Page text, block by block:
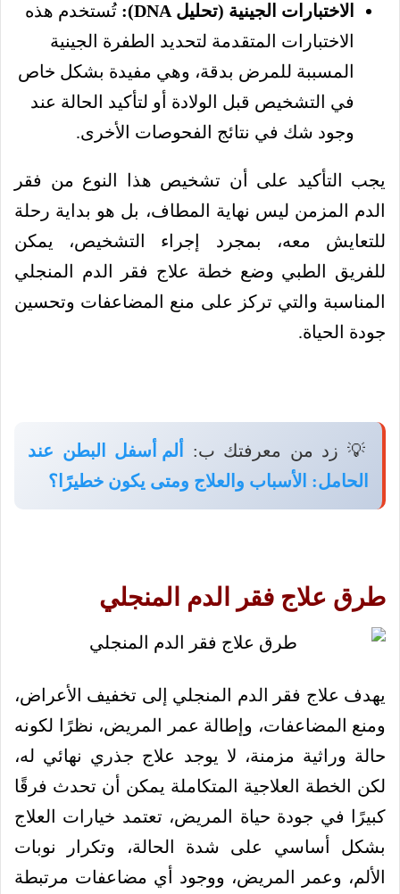
الاختبارات الجينية (تحليل DNA):
تُستخدم هذه
الاختبارات المتقدمة لتحديد الطفرة الجينية
المسببة للمرض بدقة، وهي مفيدة بشكل خاص
في التشخيص قبل الولادة أو لتأكيد الحالة عند
وجود شك في نتائج الفحوصات الأخرى.
يجب التأكيد على أن تشخيص هذا النوع من فقر
الدم المزمن ليس نهاية المطاف، بل هو بداية رحلة
للتعايش معه، بمجرد إجراء التشخيص، يمكن
للفريق الطبي وضع خطة علاج فقر الدم المنجلي
المناسبة والتي تركز على منع المضاعفات وتحسين
جودة الحياة.
💡 زد من معرفتك ب:
ألم أسفل البطن عند
الحامل: الأسباب والعلاج ومتى يكون خطيرًا؟
طرق علاج فقر الدم المنجلي
يهدف علاج فقر الدم المنجلي إلى تخفيف الأعراض،
ومنع المضاعفات، وإطالة عمر المريض، نظرًا لكونه
حالة وراثية مزمنة، لا يوجد علاج جذري نهائي له،
لكن الخطة العلاجية المتكاملة يمكن أن تحدث فرقًا
كبيرًا في جودة حياة المريض، تعتمد خيارات العلاج
بشكل أساسي على شدة الحالة، وتكرار نوبات
الألم، وعمر المريض، ووجود أي مضاعفات مرتبطة